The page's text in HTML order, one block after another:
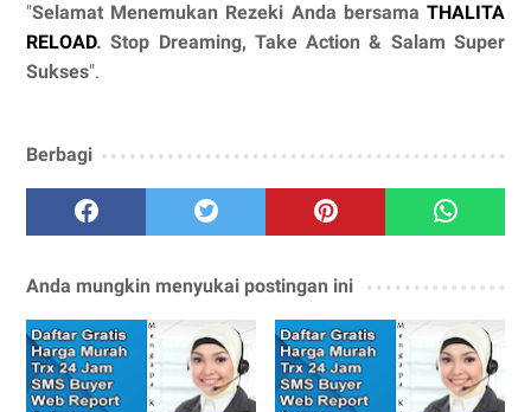
"Selamat Menemukan Rezeki Anda bersama THALITA
RELOAD. Stop Dreaming, Take Action & Salam Super
Sukses".
Berbagi
Anda mungkin menyukai postingan ini